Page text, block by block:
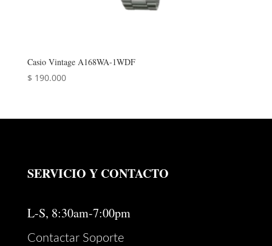
Casio Vintage A168WA-1WDF
$ 190.000
SERVICIO Y CONTACTO
L-S, 8:30am-7:00pm
Contactar Soporte